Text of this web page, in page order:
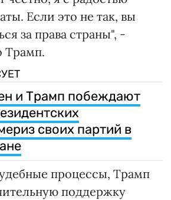
Если это не так, вы
за права страны", -
Трамп.
и Трамп побеждают
своих партий в
процессы, Трамп
поддержку